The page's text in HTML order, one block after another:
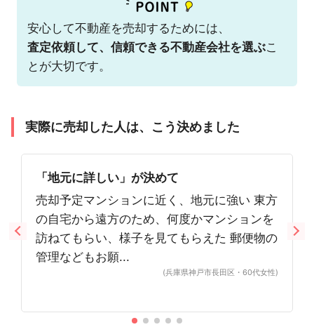
安心して不動産を売却するためには、
査定依頼して、信頼できる不動産会社を選ぶこ
とが大切です。
実際に売却した人は、こう決めました
「地元に詳しい」が決めて
売却予定マンションに近く、地元に強い 東方
の自宅から遠方のため、何度かマンションを
訪ねてもらい、様子を見てもらえた 郵便物の
管理などもお願...
(兵庫県神戸市長田区・60代女性)